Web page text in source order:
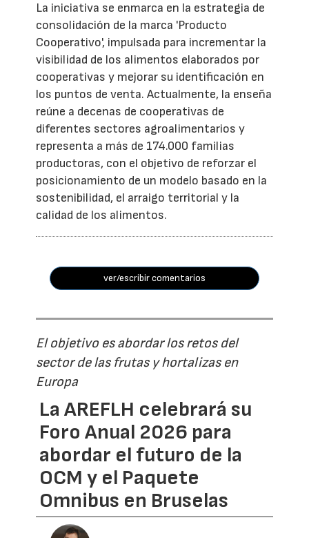
La iniciativa se enmarca en la estrategia de
consolidación de la marca 'Producto
Cooperativo', impulsada para incrementar la
visibilidad de los alimentos elaborados por
cooperativas y mejorar su identificación en
los puntos de venta. Actualmente, la enseña
reúne a decenas de cooperativas de
diferentes sectores agroalimentarios y
representa a más de 174.000 familias
productoras, con el objetivo de reforzar el
posicionamiento de un modelo basado en la
sostenibilidad, el arraigo territorial y la
calidad de los alimentos.
ver/escribir comentarios
El objetivo es abordar los retos del
sector de las frutas y hortalizas en
Europa
La AREFLH celebrará su
Foro Anual 2026 para
abordar el futuro de la
OCM y el Paquete
Omnibus en Bruselas